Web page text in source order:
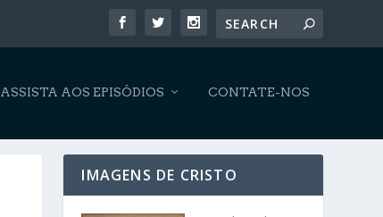
ASSISTA AOS EPISÓDIOS CONTATE-NOS
IMAGENS DE CRISTO